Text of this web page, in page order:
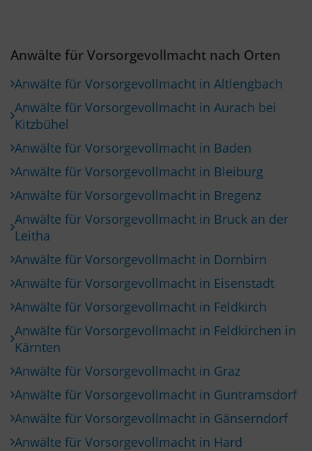
Anwälte für Vorsorgevollmacht nach Orten
Anwälte für Vorsorgevollmacht in Altlengbach
Anwälte für Vorsorgevollmacht in Aurach bei
Kitzbühel
Anwälte für Vorsorgevollmacht in Baden
Anwälte für Vorsorgevollmacht in Bleiburg
Anwälte für Vorsorgevollmacht in Bregenz
Anwälte für Vorsorgevollmacht in Bruck an der
Leitha
Anwälte für Vorsorgevollmacht in Dornbirn
Anwälte für Vorsorgevollmacht in Eisenstadt
Anwälte für Vorsorgevollmacht in Feldkirch
Anwälte für Vorsorgevollmacht in Feldkirchen in
Kärnten
Anwälte für Vorsorgevollmacht in Graz
Anwälte für Vorsorgevollmacht in Guntramsdorf
Anwälte für Vorsorgevollmacht in Gänserndorf
Anwälte für Vorsorgevollmacht in Hard